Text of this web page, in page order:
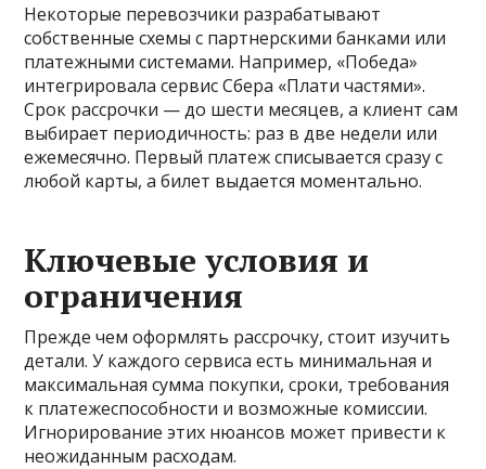
Некоторые перевозчики разрабатывают
собственные схемы с партнерскими банками или
платежными системами. Например, «Победа»
интегрировала сервис Сбера «Плати частями».
Срок рассрочки — до шести месяцев, а клиент сам
выбирает периодичность: раз в две недели или
ежемесячно. Первый платеж списывается сразу с
любой карты, а билет выдается моментально.
Ключевые условия и
ограничения
Прежде чем оформлять рассрочку, стоит изучить
детали. У каждого сервиса есть минимальная и
максимальная сумма покупки, сроки, требования
к платежеспособности и возможные комиссии.
Игнорирование этих нюансов может привести к
неожиданным расходам.